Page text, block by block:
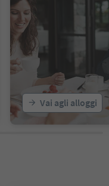
Vai agli alloggi